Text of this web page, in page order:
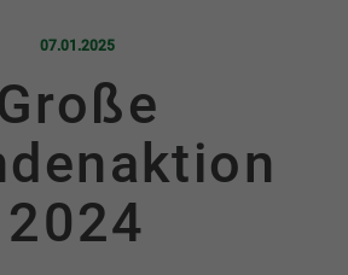
Veröffentlicht am:
07.01.2025
2024